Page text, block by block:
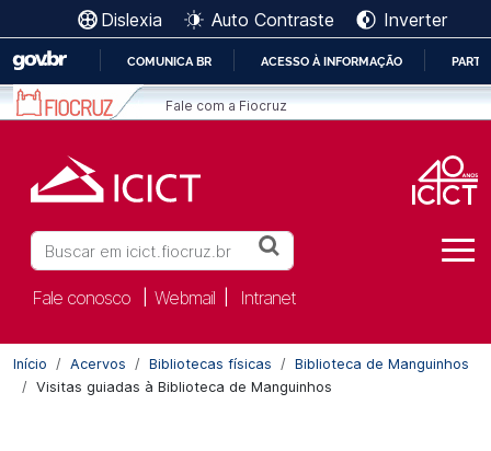
Ir para o conteúdo [1]
Ir para o menu [2]
Ir para a Busca [3]
IR
PARA
COMUNICA BR ACESSO À INFORMAÇÃO
Fale com a Fiocruz
Dislexia Auto Contraste Inverter
Buscar
Fale conosco Webmail Intranet
Início Acervos Bibliotecas físicas
Biblioteca de Manguinhos
Visitas guiadas à Biblioteca de Manguinhos